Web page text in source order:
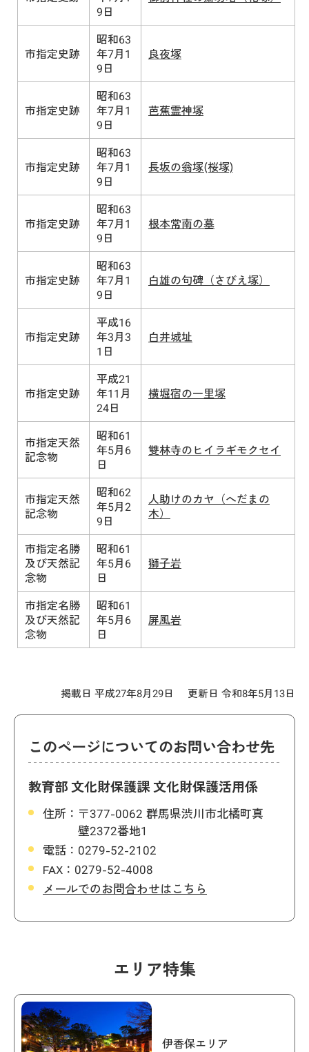
9日
市指定史跡
昭和63
年7月1
9日
良夜塚
市指定史跡
昭和63
年7月1
9日
芭蕉霊神塚
市指定史跡
昭和63
年7月1
9日
長坂の翁塚(桜塚)
市指定史跡
昭和63
年7月1
9日
根本常南の墓
市指定史跡
昭和63
年7月1
9日
白雄の句碑（さびえ塚）
市指定史跡
平成16
年3月3
1日
白井城址
市指定史跡
平成21
年11月
24日
横堀宿の一里塚
市指定天然
記念物
昭和61
年5月6
日
雙林寺のヒイラギモクセイ
市指定天然
記念物
昭和62
年5月2
9日
人助けのカヤ（へだまの
木）
市指定名勝
及び天然記
念物
昭和61
年5月6
日
獅子岩
市指定名勝
及び天然記
念物
昭和61
年5月6
日
屏風岩
掲載日 平成27年8月29日 更新日 令和8年5月13日
このページについてのお問い合わせ先
教育部 文化財保護課 文化財保護活用係
住所： 〒377-0062 群馬県渋川市北橘町真
壁2372番地1
電話： 0279-52-2102
FAX： 0279-52-4008
メールでのお問合わせはこちら
エリア特集
伊香保エリア